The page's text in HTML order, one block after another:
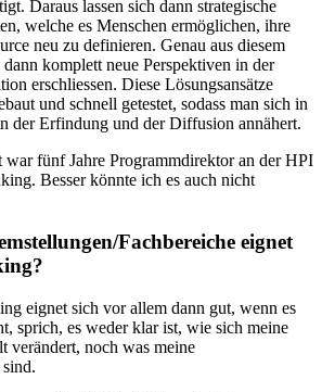
Daraus lassen sich dann strategische
welche es Menschen ermöglichen, ihre
neu zu definieren. Genau aus diesem
komplett neue Perspektiven in der
erschliessen. Diese Lösungsansätze
und schnell getestet, sodass man sich in
der Erfindung und der Diffusion annähert.
war fünf Jahre Programmdirektor an der HPI
Besser könnte ich es auch nicht
Fachbereiche eignet
eignet sich vor allem dann gut, wenn es
sprich, es weder klar ist, wie sich meine
verändert, noch was meine